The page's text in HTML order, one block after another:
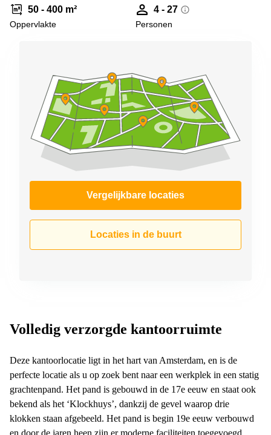
Coworking
space
Zwolle
Kantoor
Hengelo
Bedrijfsruimte
Huren in
Nijmegen
50 - 400 m²
Oppervlakte
4 - 27
Personen
Vergelijkbare locaties
Locaties in de buurt
Volledig verzorgde kantoorruimte
Deze kantoorlocatie ligt in het hart van Amsterdam, en is de
perfecte locatie als u op zoek bent naar een werkplek in een statig
grachtenpand. Het pand is gebouwd in de 17e eeuw en staat ook
bekend als het ‘Klockhuys’, dankzij de gevel waarop drie
klokken staan afgebeeld. Het pand is begin 19e eeuw verbouwd
en door de jaren heen zijn er moderne faciliteiten toegevoegd